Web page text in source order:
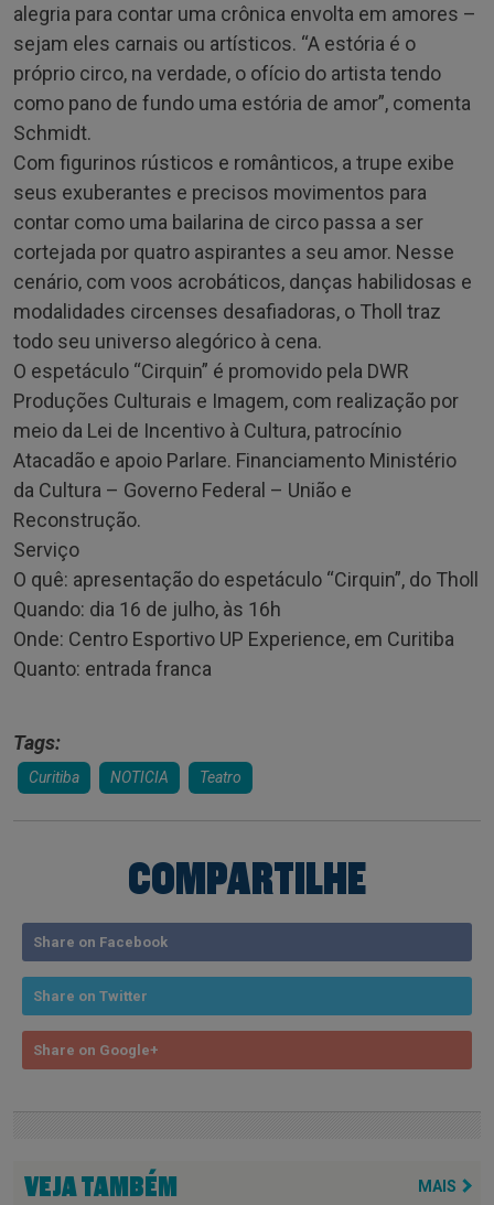
alegria para contar uma crônica envolta em amores –
sejam eles carnais ou artísticos. “A estória é o
próprio circo, na verdade, o ofício do artista tendo
como pano de fundo uma estória de amor”, comenta
Schmidt.
Com figurinos rústicos e românticos, a trupe exibe
seus exuberantes e precisos movimentos para
contar como uma bailarina de circo passa a ser
cortejada por quatro aspirantes a seu amor. Nesse
cenário, com voos acrobáticos, danças habilidosas e
modalidades circenses desafiadoras, o Tholl traz
todo seu universo alegórico à cena.
O espetáculo “Cirquin” é promovido pela DWR
Produções Culturais e Imagem, com realização por
meio da Lei de Incentivo à Cultura, patrocínio
Atacadão e apoio Parlare. Financiamento Ministério
da Cultura – Governo Federal – União e
Reconstrução.
Serviço
O quê: apresentação do espetáculo “Cirquin”, do Tholl
Quando: dia 16 de julho, às 16h
Onde: Centro Esportivo UP Experience, em Curitiba
Quanto: entrada franca
Tags:
Curitiba NOTICIA Teatro
COMPARTILHE
Share on Facebook
Share on Twitter
Share on Google+
VEJA TAMBÉM MAIS